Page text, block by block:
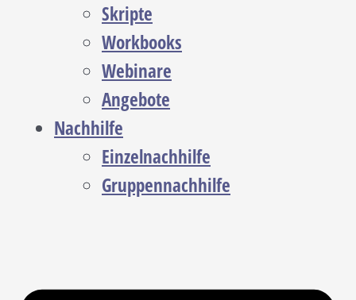
Skripte
Workbooks
Webinare
Angebote
Nachhilfe
Einzelnachhilfe
Gruppennachhilfe